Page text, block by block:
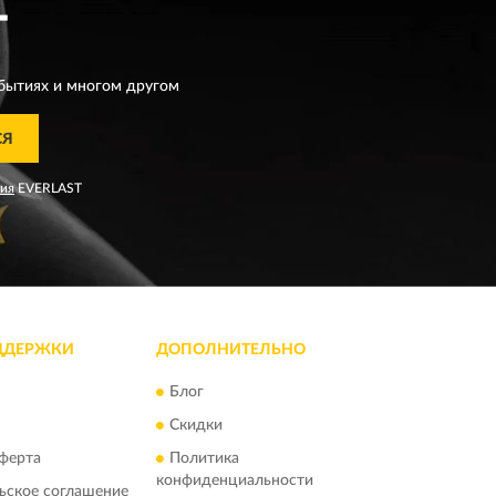
и многом другом
EVERLAST
соглашение
ДОПОЛНИТЕЛЬНО
Блог
Скидки
Политика
конфиденциальности